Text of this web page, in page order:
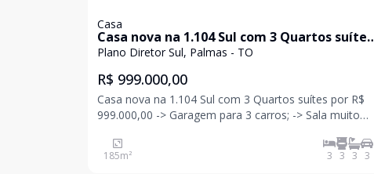
Casa
Casa nova na 1.104 Sul com 3 Quartos suítes
por R$ 999.000,00
Plano Diretor Sul, Palmas - TO
R$ 999.000,00
Casa nova na 1.104 Sul com 3 Quartos suítes por R$
999.000,00 -> Garagem para 3 carros; -> Sala muito
veneziana de alumínio; -> Sala de jantar ampla; ->
Cozinha junta com área gourmet completa com ch
185m² 3 3 3 3